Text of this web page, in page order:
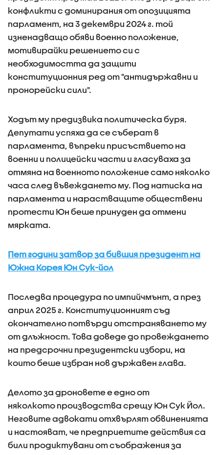
конфликти с доминирания от опозицията
парламент, на 3 декември 2024 г. той
изненадващо обяви военно положение,
мотивирайки решението си с
необходимостта да защити
конституционния ред от "антидържавни и
пронорейски сили".
Ходът му предизвика политическа буря.
Депутати успяха да се съберат в
парламента, въпреки присъствието на
военни и полицейски части и гласуваха за
отмяна на военното положение само няколко
часа след въвеждането му. Под натиска на
парламента и нарастващите обществени
протести Юн беше принуден да отмени
мярката.
Пет години затвор за бившия президент на
Южна Корея Юн Сук-йол
Последва процедура по импийчмънт, а през
април 2025 г. Конституционният съд
окончателно потвърди отстраняването му
от длъжност. Това доведе до провеждането
на предсрочни президентски избори, на
които беше избран нов държавен глава.
Делото за дроновете е едно от
няколкото производства срещу Юн Сук Йол.
Неговите адвокати отхвърлят обвиненията
и настояват, че предприетите действия са
били продиктувани от съображения за